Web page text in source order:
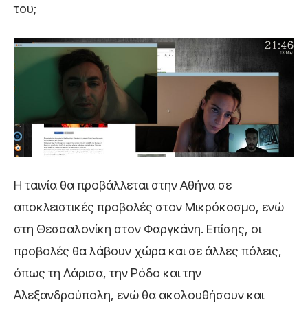
του;
Η ταινία θα προβάλλεται στην Αθήνα σε
αποκλειστικές προβολές στον Μικρόκοσμο, ενώ
στη Θεσσαλονίκη στον Φαργκάνη. Επίσης, οι
προβολές θα λάβουν χώρα και σε άλλες πόλεις,
όπως τη Λάρισα, την Ρόδο και την
Αλεξανδρούπολη, ενώ θα ακολουθήσουν και